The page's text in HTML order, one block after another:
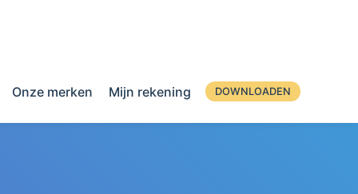
Onze merken Mijn rekening DOWNLOADEN